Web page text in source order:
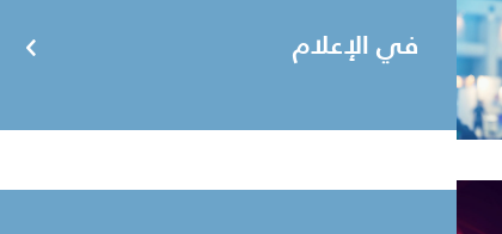
في الإعلام